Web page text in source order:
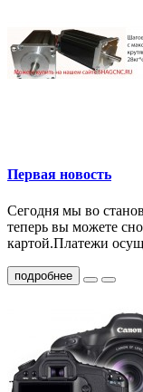
Первая новость
Сегодня мы во
теперь вы можете
картой.Платежи
подробнее